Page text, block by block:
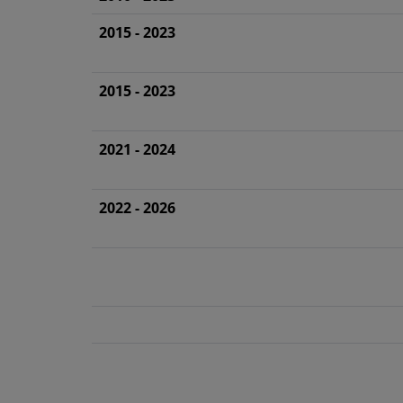
2015 - 2023
2015 - 2023
2021 - 2024
2022 - 2026